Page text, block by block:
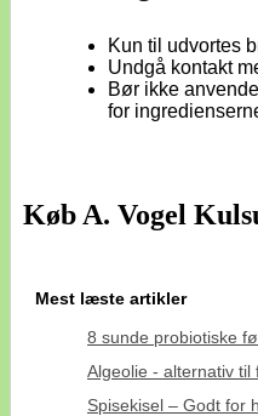
Kun til udvortes
Undgå kontakt
Bør ikke
for
Køb A. Vogel
Mest læste artikler
8 sunde probiotiske
Algeolie - alternativ til
Spisekisel – Godt for